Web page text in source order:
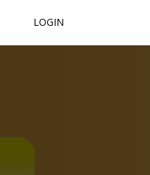
LOGIN